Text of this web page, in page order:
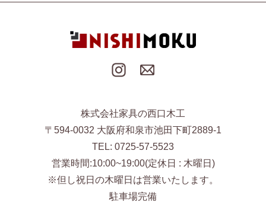
株式会社家具の西口木工
〒594-0032 大阪府和泉市池田下町2889-1
TEL: 0725-57-5523
営業時間:10:00~19:00(定休日 : 木曜日)
※但し祝日の木曜日は営業いたします。
駐車場完備